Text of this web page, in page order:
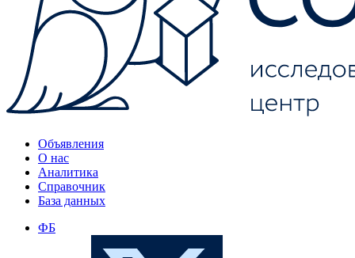
Объявления
О нас
Аналитика
Справочник
База данных
ФБ